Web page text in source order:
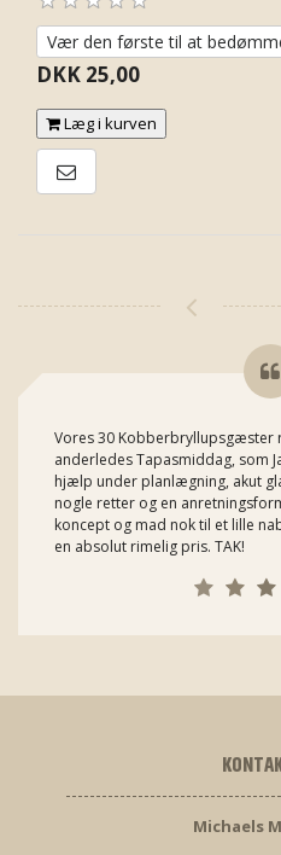
Vær den første til at
DKK 25,00
Læg i kurven
E-mail til en ven
Vores 30
anderledes Tapasmiddag, som
hjælp under planlægning, akut
nogle retter og en
koncept og mad nok til et lille
en absolut rimelig pris. TAK!
Michaels